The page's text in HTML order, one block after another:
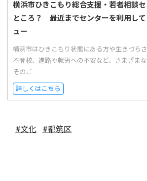
横浜市ひきこもり総合支援・若者相談
ところ？ 最近までセンターを利用し
ュー
横浜市はひきこもり状態にある方や生きづら
不登校、進路や就労への不安など、さまざま
そのご...
詳しくはこちら
#文化 #都筑区